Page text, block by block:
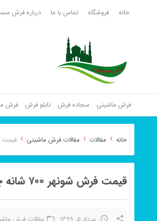
خانه فروشگاه تماس با ما درباره فرش
فرش ماشینی سجاده فرش تابلو فرش فرش
خانه › مقالات › مقالات فرش ماشینی › قیمت فرش
قیمت فرش شونهر ۷۰۰ شانه چقدر است ؟